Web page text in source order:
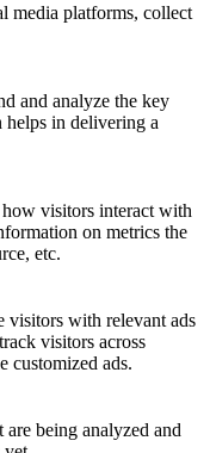
media platforms, collect
and analyze the key
helps in delivering a
visitors interact with
on metrics the
etc.
visitors with relevant ads
visitors across
customized ads.
are being analyzed and